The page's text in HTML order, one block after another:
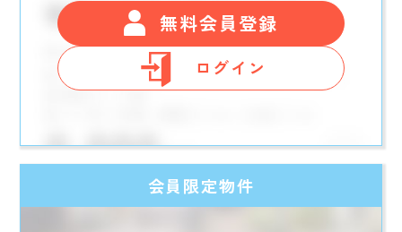
無料会員登録
ログイン
会員限定物件